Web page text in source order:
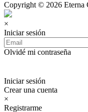
Copyright © 2026 Eterna
×
Iniciar sesión
Olvidé mi contraseña
Iniciar sesión
Crear una cuenta
×
Registrarme